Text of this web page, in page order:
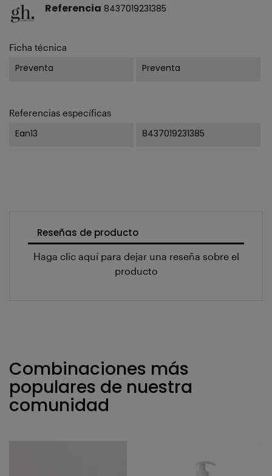
Referencia 8437019231385
Ficha técnica
Preventa Preventa
Referencias específicas
Ean13 8437019231385
Reseñas de producto
Haga clic aquí para dejar una reseña sobre el
producto
Combinaciones más
populares de nuestra
comunidad